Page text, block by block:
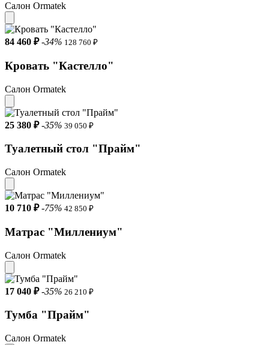
Салон Ormatek
84 460 ₽ -34% 128 760 ₽
Кровать "Кастелло"
Салон Ormatek
25 380 ₽ -35% 39 050 ₽
Туалетный стол "Прайм"
Салон Ormatek
10 710 ₽ -75% 42 850 ₽
Матрас "Миллениум"
Салон Ormatek
17 040 ₽ -35% 26 210 ₽
Тумба "Прайм"
Салон Ormatek